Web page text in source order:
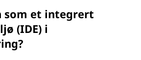
som et integrert
(IDE) i